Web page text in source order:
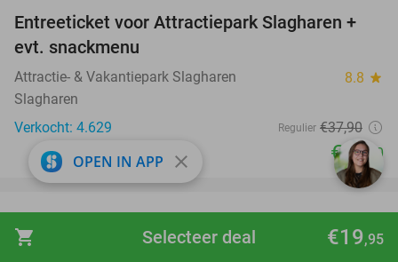
shopping_cart €19,95
Selecteer deal
41%
Entreeticket voor Attractiepark Slagharen +
evt. snackmenu
Attractie- & Vakantiepark Slagharen 8.8 star
Slagharen
Verkocht: 4.629
Regulier €37,90
€22,40
32%
favorite_border
Entree Wunderland Kalkar + onbeperkt friet,
ijs, frisdrank, koffie, thee en softijs
OPEN IN APP close